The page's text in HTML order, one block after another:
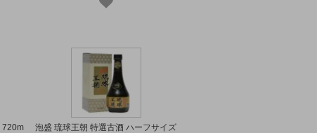
720m
泡盛 琉球王朝 特選古酒 ハーフサイズ